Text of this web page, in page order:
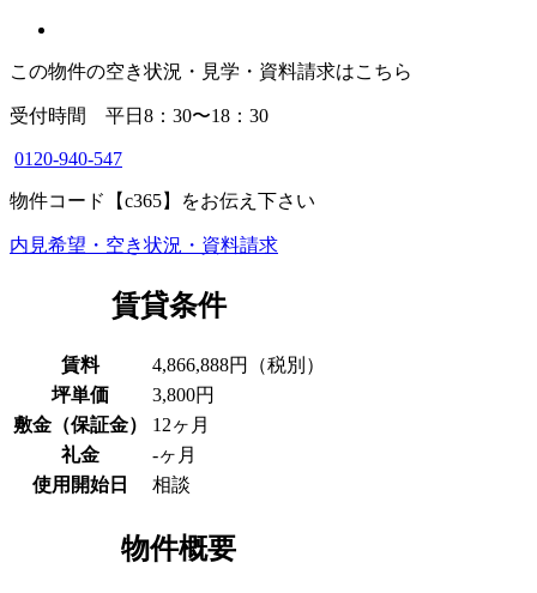
この物件の空き状況・見学・資料請求はこちら
受付時間 平日8：30〜18：30
0120-940-547
物件コード 【c365】 をお伝え下さい
内見希望・空き状況・資料請求
賃貸条件
賃料
4,866,888円（税別）
坪単価
3,800円
敷金 （保証金）
12ヶ月
礼金
-ヶ月
使用開始日
相談
物件概要